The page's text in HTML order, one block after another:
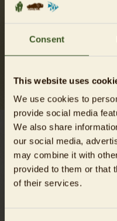
Consent
This website uses
We use cookies to
provide social media
We also share
our social media,
may combine it with
provided to them or that
of their services.
Ihnen fast hautnahe
Stunden werden hier
gereinigt. Das gut 1.000
1997 die größte
Diese Tiere können Sie